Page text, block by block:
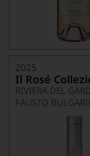
2025
Il Rosé
RIVIERA DEL
FAUSTO